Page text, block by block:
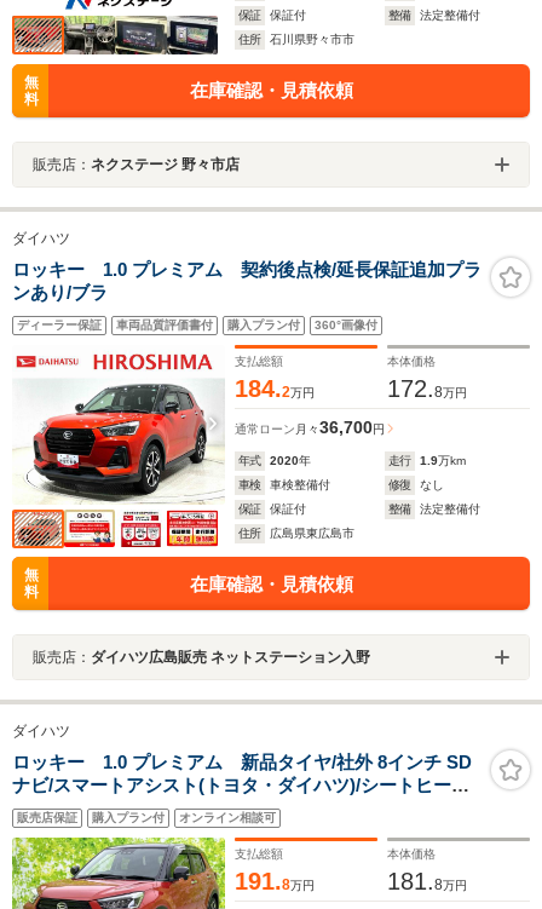
保証
保証付 整備
法定整備付
住所
石川県野々市市
無
料
在庫確認・見積依頼
販売店： ネクステージ 野々市店
ダイハツ
ロッキー 1.0 プレミアム 契約後点検/延長保証追加プラ
ンあり/ブラ
ディーラー保証 車両品質評価書付 購入プラン付 360°画像付
支払総額
184.2万円
本体価格
172.8万円
通常ローン 月々36,700円
年式 2020年 走行 1.9万km
車検
車検整備付 修復
なし
保証
保証付 整備
法定整備付
住所
広島県東広島市
無
料
在庫確認・見積依頼
販売店： ダイハツ広島販売 ネットステーション入野
ダイハツ
ロッキー 1.0 プレミアム 新品タイヤ/社外 8インチ SD
ナビ/スマートアシスト(トヨタ・ダイハツ)/シートヒータ
ー 前席/パノラマモニター/車線逸脱防止支援システム/シ
ート ハーフレザー/ドライブレコーダー 前後
販売店保証 購入プラン付 オンライン相談可
支払総額
191.8万円
本体価格
181.8万円